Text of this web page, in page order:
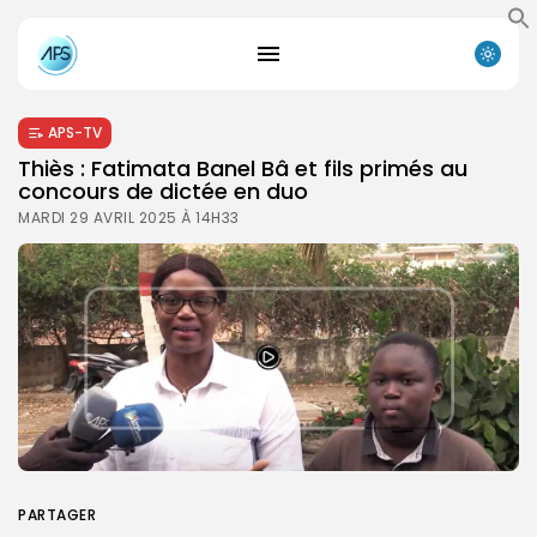
APS-TV
Thiès : Fatimata Banel Bâ et fils primés au
concours de dictée en duo
MARDI 29 AVRIL 2025 À 14H33
PARTAGER